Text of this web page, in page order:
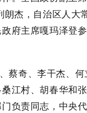
朗杰，自治区人大
府主席嘎玛泽登参
奇、李干杰、何
江村、胡春华和
负责同志，中央